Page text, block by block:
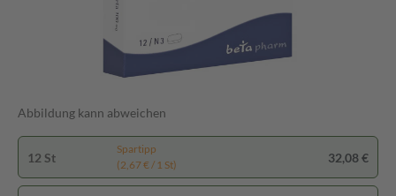
Abbildung kann abweichen
12 St
Spartipp
(2,67 € / 1 St)
32,08 €